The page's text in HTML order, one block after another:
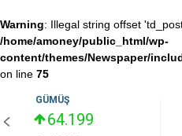
Warning: Illegal string offset
/home/amoney/public_html/wp-
content/themes/Newspaper/
on line 75
GÜMÜŞ
64.199